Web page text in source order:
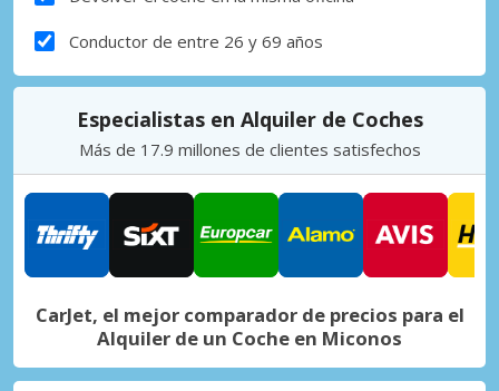
Conductor de entre 26 y 69 años
Especialistas en Alquiler de Coches
Más de 17.9 millones de clientes satisfechos
CarJet, el mejor comparador de precios para el
Alquiler de un Coche en Miconos